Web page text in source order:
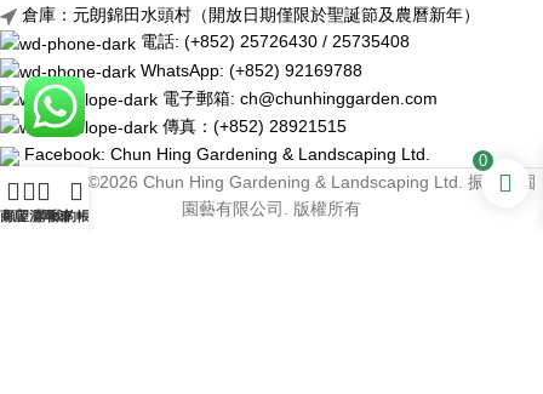
倉庫：元朗錦田水頭村（開放日期僅限於聖誕節及農曆新年）
電話: (+852) 25726430 / 25735408
WhatsApp: (+852) 92169788
電子郵箱: ch@chunhinggarden.com
傳真：(+852) 28921515
Facebook: Chun Hing Gardening & Landscaping Ltd.
Copyright ©2026 Chun Hing Gardening & Landscaping Ltd. 振興花園
園藝有限公司. 版權所有
0
商店
願望清單
購物車
我的帳戶